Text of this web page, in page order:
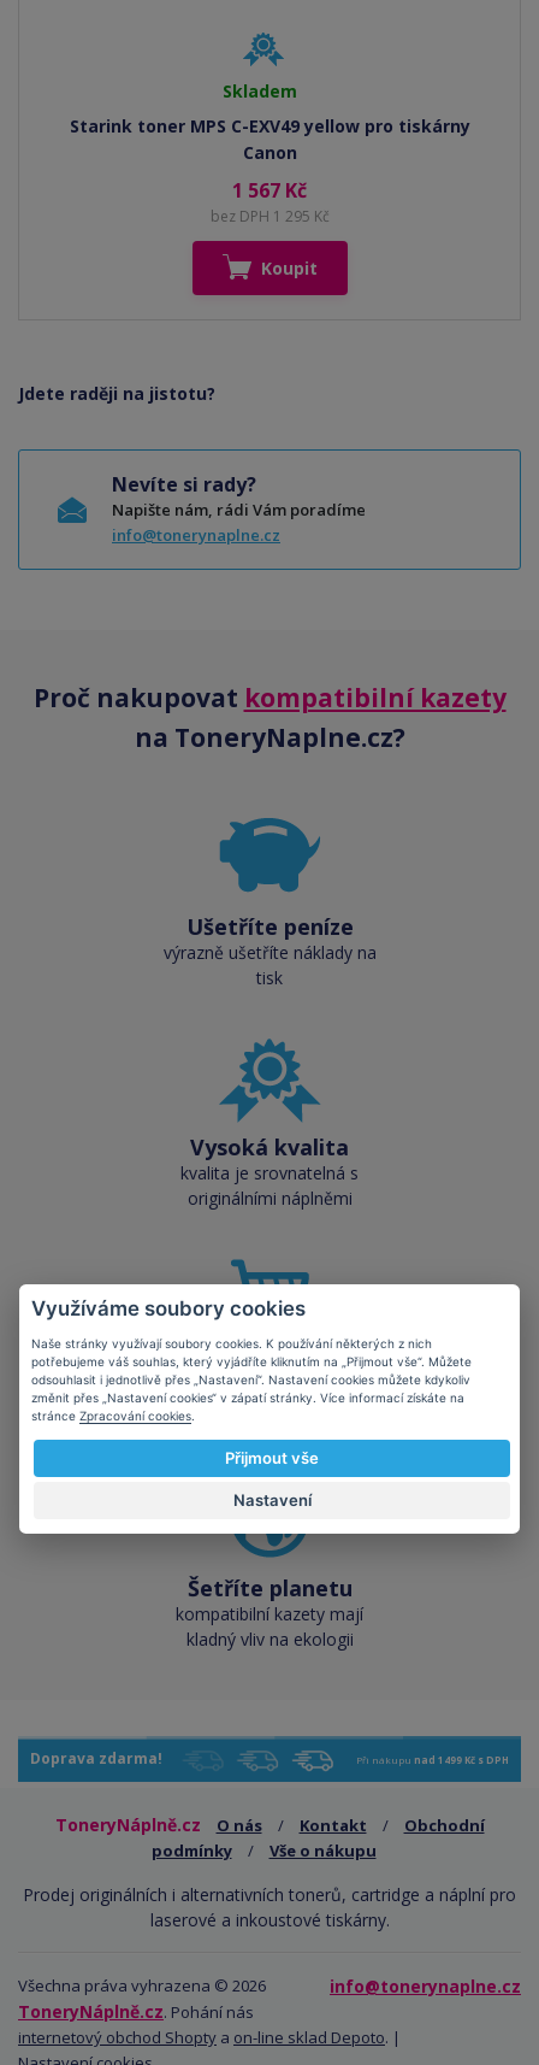
Skladem
Starink toner MPS C-EXV49 yellow pro tiskárny
Canon
1 567 Kč
bez DPH 1 295 Kč
Koupit
Jdete raději na jistotu?
Nevíte si rady?
Napište nám, rádi Vám poradíme
info@tonerynaplne.cz
Proč nakupovat kompatibilní kazety
na ToneryNaplne.cz?
Ušetříte peníze
výrazně ušetříte náklady na
tisk
Vysoká kvalita
kvalita je srovnatelná s
originálními náplněmi
Skladem téměř vše
přes 50 000 skladových
zásob pro okamžitý odběr
Šetříte planetu
kompatibilní kazety mají
kladný vliv na ekologii
Doprava zdarma! Při nákupu nad 1499 Kč s DPH
ToneryNáplně.cz O nás / Kontakt /
Obchodní
podmínky
/ Vše o nákupu
Prodej originálních i alternativních tonerů, cartridge a náplní pro
laserové a inkoustové tiskárny.
info@tonerynaplne.cz
Všechna práva vyhrazena © 2026
ToneryNáplně.cz. Pohání nás
internetový obchod Shopty a on-line sklad Depoto. |
Využíváme soubory cookies
Naše stránky využívají soubory cookies. K používání některých z nich
potřebujeme váš souhlas, který vyjádříte kliknutím na „Přijmout vše“. Můžete
odsouhlasit i jednotlivě přes „Nastavení“. Nastavení cookies můžete kdykoliv
změnit přes „Nastavení cookies“ v zápatí stránky. Více informací získáte na
stránce Zpracování cookies
Přijmout vše
Nastavení